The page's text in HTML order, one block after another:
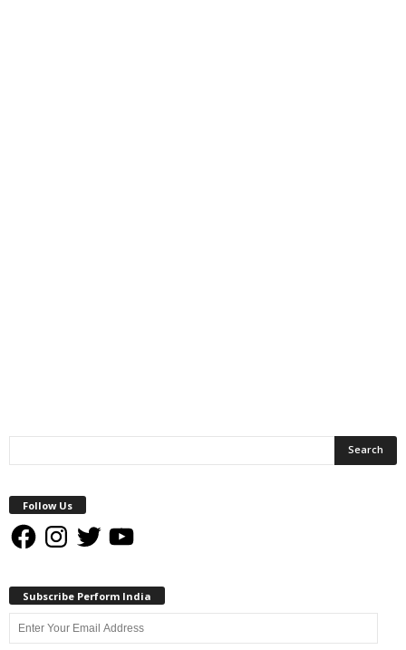
Follow Us
FacebookInstagram
Twitter YouTube
Subscribe Perform India
Enter
Your